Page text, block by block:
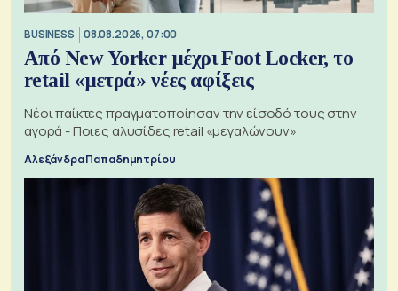
BUSINESS 08.08.2026, 07:00
Από New Yorker μέχρι Foot Locker, το
retail «μετρά» νέες αφίξεις
Νέοι παίκτες πραγματοποίησαν την είσοδό τους στην
αγορά - Ποιες αλυσίδες retail «μεγαλώνουν»
Αλεξάνδρα Παπαδημητρίου